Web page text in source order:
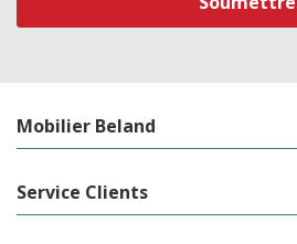
Mobilier Beland
Service Clients